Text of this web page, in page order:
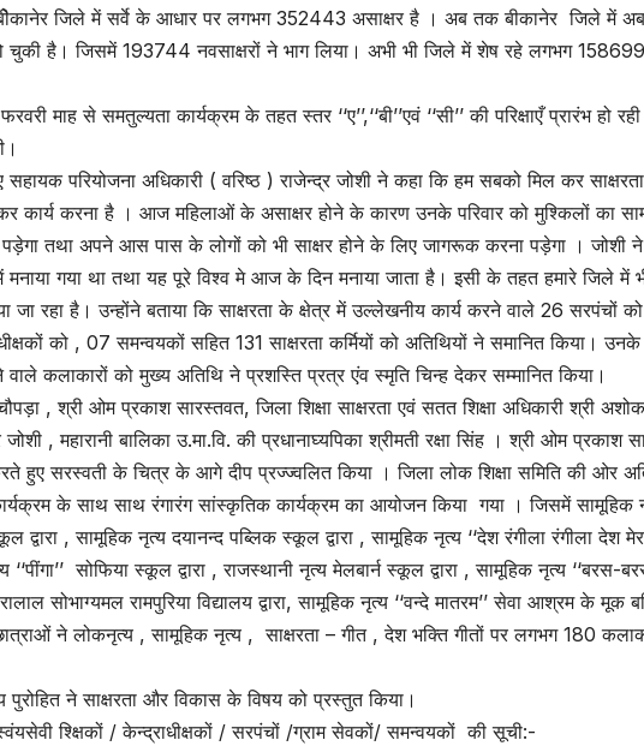
बीेकानेर जिले में सर्वे के आधार पर लगभग 352443 असाक्षर है । अब तक बीकानेर जिले में
हो चुकी है। जिसमें 193744 नवसाक्षरों ने भाग लिया। अभी भी जिले में शेष रहे लगभग
माह से समतुल्यता कार्यक्रम के तहत स्तर ‘‘ए’’,‘‘बी’’एवं ‘‘सी’’ की परिक्षाएँ प्रारंभ हो
परियोजना अधिकारी ( वरिष्ठ ) राजेन्द्र जोशी ने कहा कि हम सबको मिल कर
कार्य करना है । आज महिलाओं के असाक्षर होने के कारण उनके परिवार को मुश्किलों का
पड़ेगा तथा अपने आस पास के लोगों को भी साक्षर होने के लिए जागरूक करना पड़ेगा । जोशी
में मनाया गया था तथा यह पूरे विश्व मे आज के दिन मनाया जाता है। इसी के तहत हमारे जिले
रहा है। उन्होंने बताया कि साक्षरता के क्षेत्र में उल्लेखनीय कार्य करने वाले 26 सरपंचों
को , 07 समन्वयकों सहित 131 साक्षरता कर्मियों को अतिथियों ने समानित किया।
कलाकारों को मुख्य अतिथि ने प्रशस्ति प्रत्र एंव स्मृति चिन्ह देकर सम्मानित किया।
, श्री ओम प्रकाश सारस्तवत, जिला शिक्षा साक्षरता एवं सतत शिक्षा अधिकारी श्री
, महारानी बालिका उ.मा.वि. की प्रधानाघ्यपिका श्रीमती रक्षा सिंह । श्री ओम प्रकाश
हुए सरस्वती के चित्र के आगे दीप प्रज्ज्वलित किया । जिला लोक शिक्षा समिति की ओर
के साथ साथ रंगारंग सांस्कृतिक कार्यक्रम का आयोजन किया गया । जिसमें सामूहिक
द्वारा , सामूहिक नृत्य दयानन्द पब्लिक स्कूल द्वारा , सामूहिक नृत्य ‘‘देश रंगीला रंगीला देश
सोफिया स्कूल द्वारा , राजस्थानी नृत्य मेलबार्न स्कूल द्वारा , सामूहिक नृत्य ‘‘बरस-
सोभाग्यमल रामपुरिया विद्यालय द्वारा, सामूहिक नृत्य ‘‘वन्दे मातरम’’ सेवा आश्रम के मूक
ने लोकनृत्य , सामूहिक नृत्य , साक्षरता – गीत , देश भक्ति गीतों पर लगभग 180
ने साक्षरता और विकास के विषय को प्रस्तुत किया।
श्क्षिकों / केन्द्राधीक्षकों / सरपंचों /ग्राम सेवकों/ समन्वयकों की सूची:-